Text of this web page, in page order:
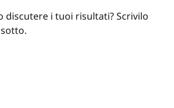
discutere i tuoi risultati? Scrivilo